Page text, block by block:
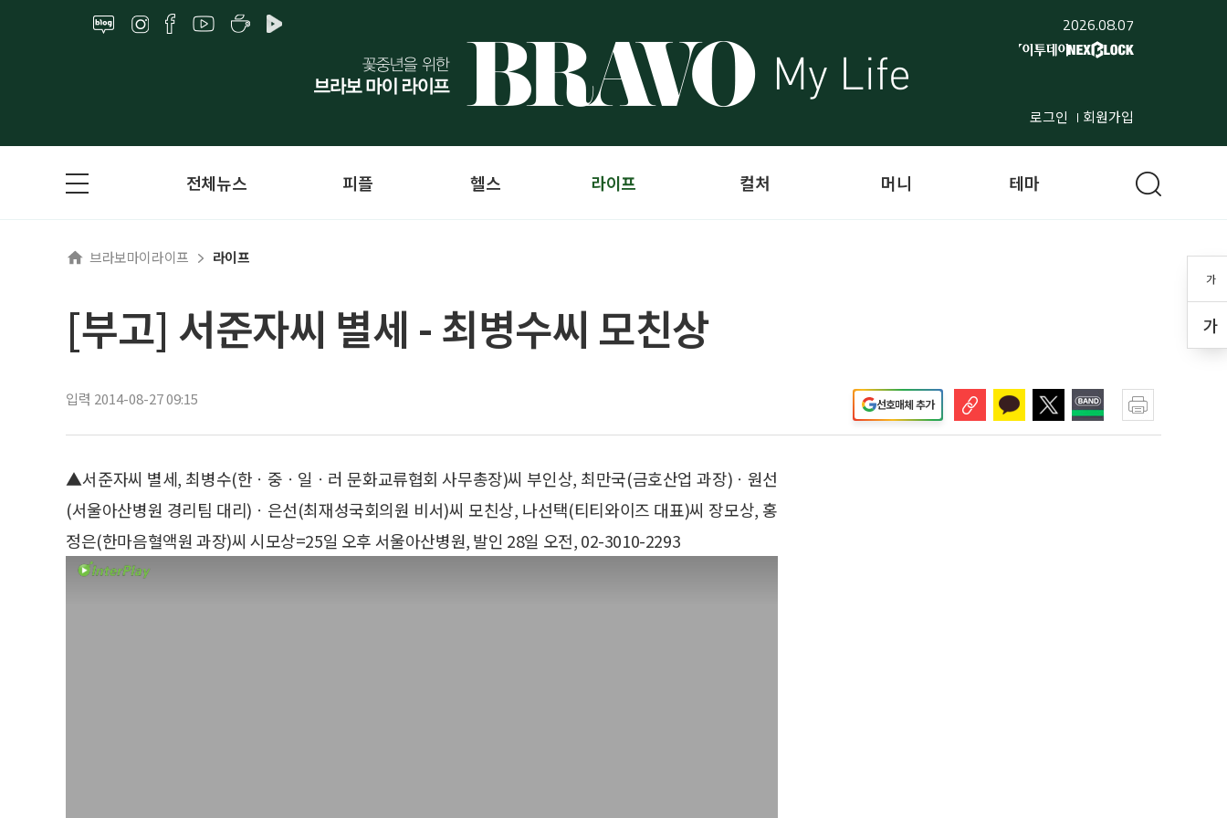
2026.08.07
로그인 회원가입
가
가
전체뉴스 피플 헬스 라이프 컬처 머니 테마
브라보마이라이프 라이프
[부고] 서준자씨 별세 - 최병수씨 모친상
입력 2014-08-27 09:15 선호매체 추가
▲서준자씨 별세, 최병수(한ㆍ중ㆍ일ㆍ러 문화교류협회 사무총장)씨 부인상, 최만국(금호산업 과장)ㆍ원선
(서울아산병원 경리팀 대리)ㆍ은선(최재성국회의원 비서)씨 모친상, 나선택(티티와이즈 대표)씨 장모상, 홍
정은(한마음혈액원 과장)씨 시모상=25일 오후 서울아산병원, 발인 28일 오전, 02-3010-2293